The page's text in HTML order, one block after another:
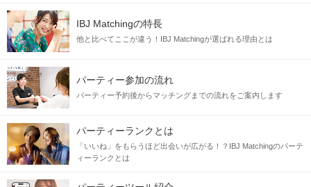
IBJ Matchingの特長
他と比べてここが違う！IBJ Matchingが選ばれる理由とは
パーティー参加の流れ
パーティー予約後からマッチングまでの流れをご案内します
パーティーランクとは
「いいね」をもらうほど出会いが広がる！？IBJ Matchingのパーテ
ィーランクとは